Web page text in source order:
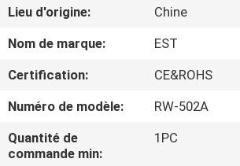
VIDÉOS
AU
SUJET
DE
Lieu d'origine:
Chine
Nom de marque:
EST
Certification:
CE&ROHS
Numéro de modèle:
RW-502A
Quantité de
commande min:
1PC